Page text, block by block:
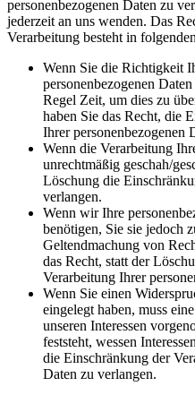
personenbezogenen Daten zu
jederzeit an uns wenden. Das
Verarbeitung besteht in
Wenn Sie die Richtigkeit
personenbezogenen
Regel Zeit, um dies zu
haben Sie das Recht, die
Ihrer personenbezogenen
Wenn die Verarbeitung
unrechtmäßig geschah/
Löschung die
verlangen.
Wenn wir Ihre
benötigen, Sie sie jedoch
Geltendmachung von
das Recht, statt der
Verarbeitung Ihrer
Wenn Sie einen
eingelegt haben, muss
unseren Interessen
feststeht, wessen
die Einschränkung der
Daten zu verlangen.